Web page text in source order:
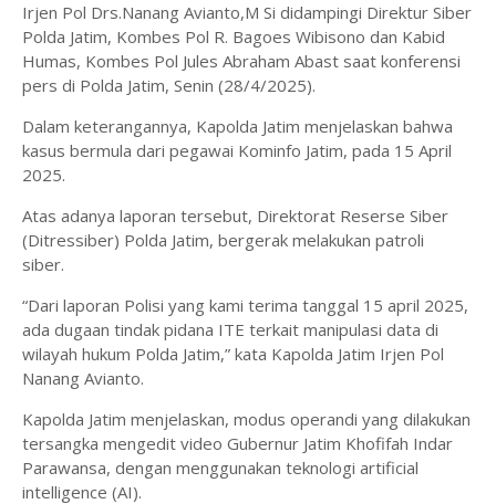
Irjen Pol Drs.Nanang Avianto,M Si didampingi Direktur Siber
Polda Jatim, Kombes Pol R. Bagoes Wibisono dan Kabid
Humas, Kombes Pol Jules Abraham Abast saat konferensi
pers di Polda Jatim, Senin (28/4/2025).
Dalam keterangannya, Kapolda Jatim menjelaskan bahwa
kasus bermula dari pegawai Kominfo Jatim, pada 15 April
2025.
Atas adanya laporan tersebut, Direktorat Reserse Siber
(Ditressiber) Polda Jatim, bergerak melakukan patroli
siber.
“Dari laporan Polisi yang kami terima tanggal 15 april 2025,
ada dugaan tindak pidana ITE terkait manipulasi data di
wilayah hukum Polda Jatim,” kata Kapolda Jatim Irjen Pol
Nanang Avianto.
Kapolda Jatim menjelaskan, modus operandi yang dilakukan
tersangka mengedit video Gubernur Jatim Khofifah Indar
Parawansa, dengan menggunakan teknologi artificial
intelligence (AI).